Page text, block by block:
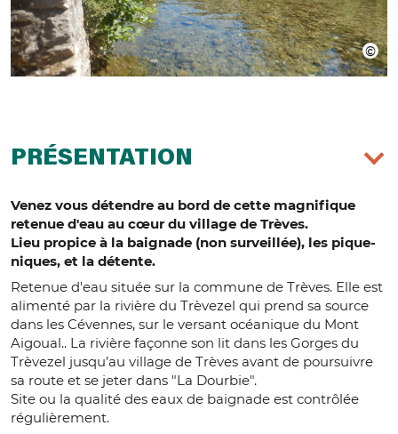
PRÉSENTATION
Venez vous détendre au bord de cette magnifique
retenue d'eau au cœur du village de Trèves.
Lieu propice à la baignade (non surveillée), les pique-
niques, et la détente.
Retenue d'eau située sur la commune de Trèves. Elle est
alimenté par la rivière du Trèvezel qui prend sa source
dans les Cévennes, sur le versant océanique du Mont
Aigoual.. La rivière façonne son lit dans les Gorges du
Trèvezel jusqu’au village de Trèves avant de poursuivre
sa route et se jeter dans "La Dourbie".
Site ou la qualité des eaux de baignade est contrôlée
régulièrement.